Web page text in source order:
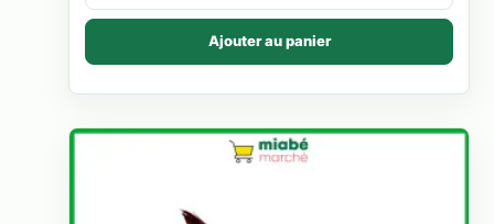
Ajouter au panier
a
plusieurs
Les
options
être